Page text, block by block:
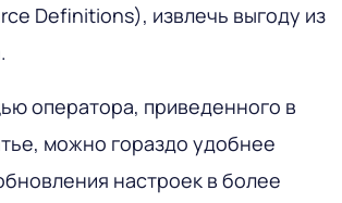
Definitions), извлечь выгоду из
оператора, приведенного в
можно гораздо удобнее
настроек в более